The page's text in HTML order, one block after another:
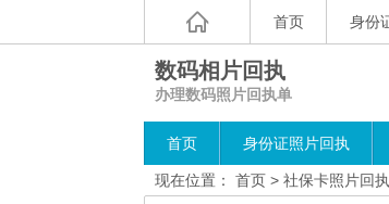
首页 身份
数码相片回执
办理数码照片回执单
首页 身份证照片回执
现在位置： 首页 > 社保卡照片回执